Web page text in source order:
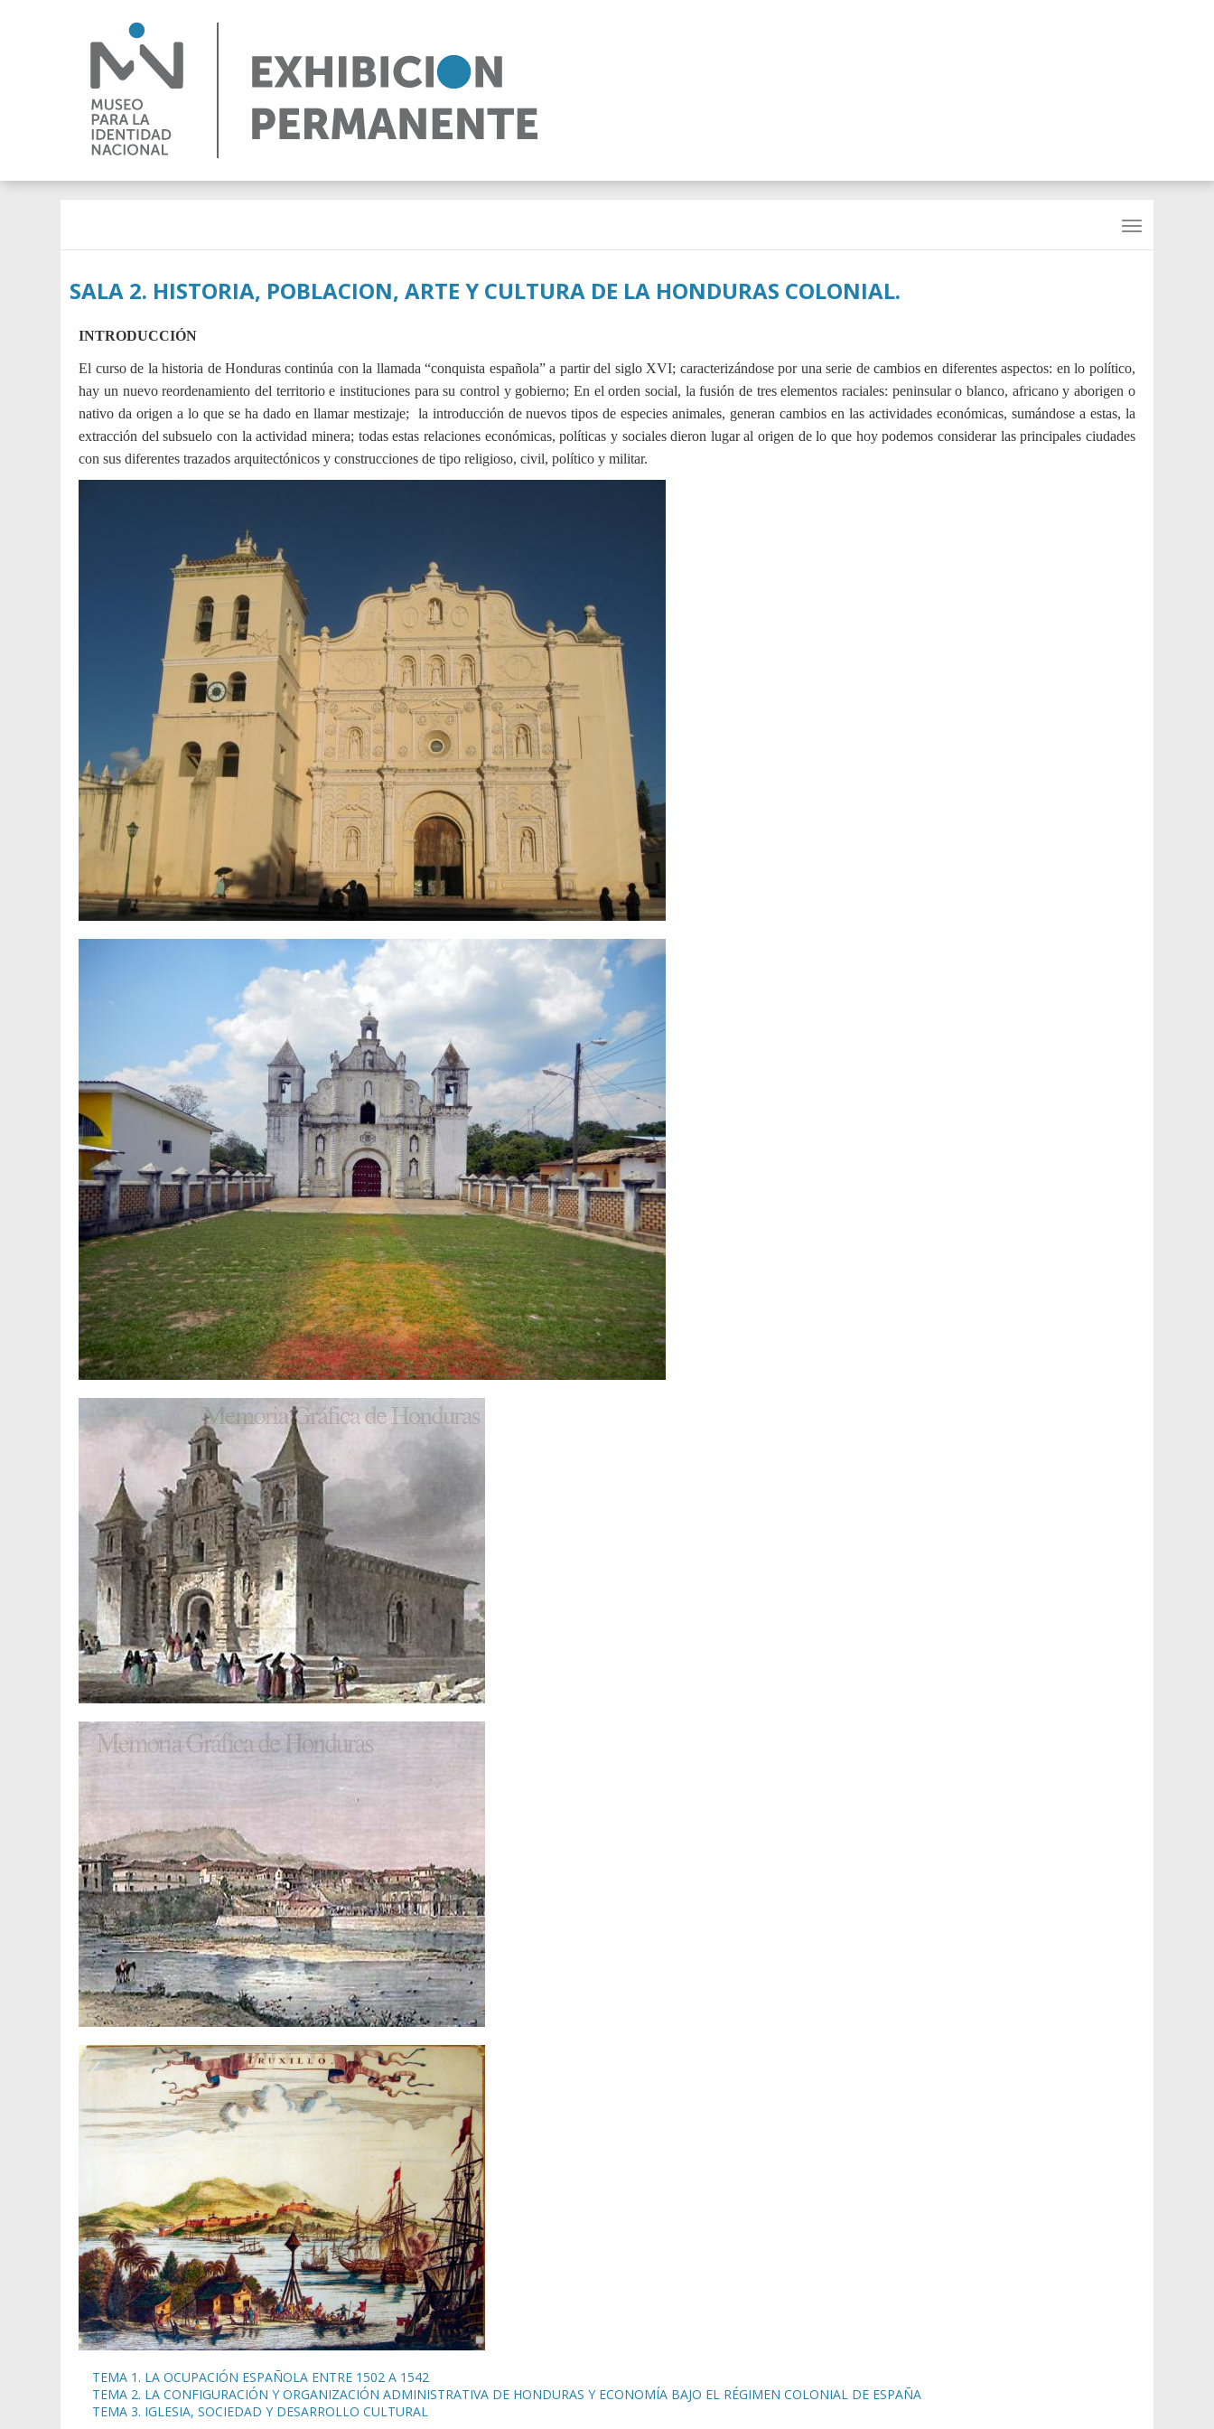
SALA 2. HISTORIA, POBLACION, ARTE Y CULTURA DE LA HONDURAS COLONIAL.
INTRODUCCIÓN
El curso de la historia de Honduras continúa con la llamada “conquista española” a partir del siglo XVI; caracterizándose por una serie de cambios en diferentes aspectos: en lo político,
hay un nuevo reordenamiento del territorio e instituciones para su control y gobierno; En el orden social, la fusión de tres elementos raciales: peninsular o blanco, africano y aborigen o
nativo da origen a lo que se ha dado en llamar mestizaje; la introducción de nuevos tipos de especies animales, generan cambios en las actividades económicas, sumándose a estas, la
extracción del subsuelo con la actividad minera; todas estas relaciones económicas, políticas y sociales dieron lugar al origen de lo que hoy podemos considerar las principales ciudades
con sus diferentes trazados arquitectónicos y construcciones de tipo religioso, civil, político y militar.
TEMA 1. LA OCUPACIÓN ESPAÑOLA ENTRE 1502 A 1542
TEMA 2. LA CONFIGURACIÓN Y ORGANIZACIÓN ADMINISTRATIVA DE HONDURAS Y ECONOMÍA BAJO EL RÉGIMEN COLONIAL DE ESPAÑA
TEMA 3. IGLESIA, SOCIEDAD Y DESARROLLO CULTURAL